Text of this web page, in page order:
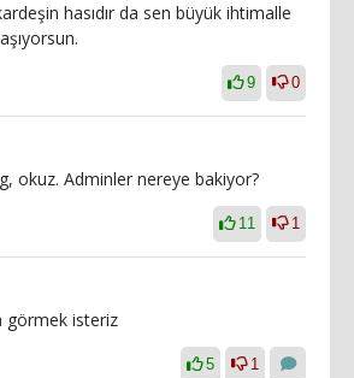
hasıdır da sen büyük ihtimalle
9 0
okuz. Adminler nereye bakiyor?
11 1
görmek isteriz
5 1